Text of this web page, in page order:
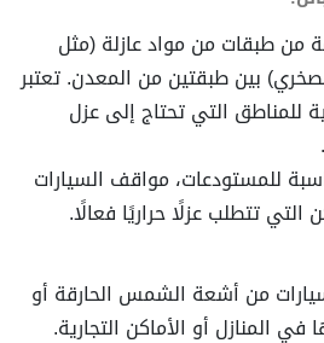
طبقات من مواد عازلة (مثل
بين طبقتين من المعدن. تعتبر
للمناطق التي تحتاج إلى عزل
للمستودعات، مواقف السيارات
التي تتطلب عزلًا حراريًا فعالًا.
من أشعة الشمس الحارقة أو
في المنازل أو الأماكن التجارية.